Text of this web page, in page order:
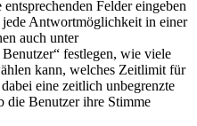
Felder eingeben
jede Antwortmöglichkeit in einer
auch unter
festlegen, wie viele
kann, welches Zeitlimit für
eine zeitlich unbegrenzte
die Benutzer ihre Stimme